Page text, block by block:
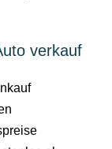
verkauf